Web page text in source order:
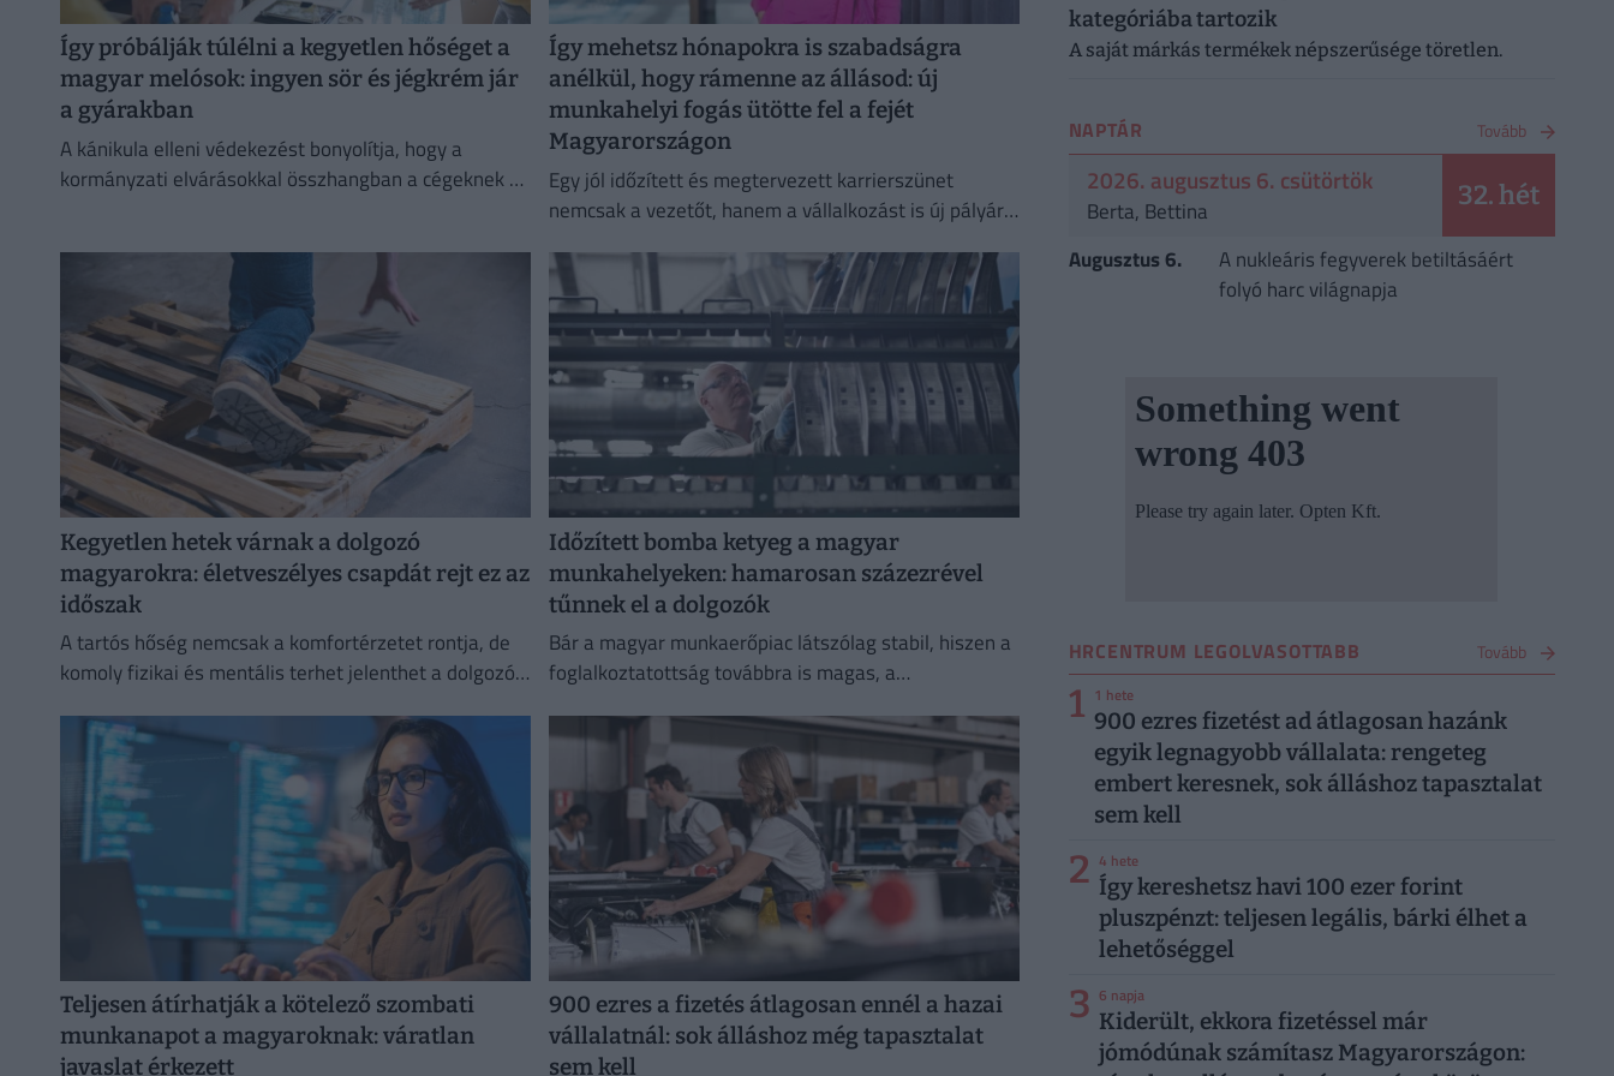
Így próbálják túlélni a kegyetlen hőséget a
magyar melósok: ingyen sör és jégkrém jár
a gyárakban
A kánikula elleni védekezést bonyolítja, hogy a
kormányzati elvárásokkal összhangban a cégeknek az
Így mehetsz hónapokra is szabadságra
anélkül, hogy rámenne az állásod: új
munkahelyi fogás ütötte fel a fejét
Magyarországon
Egy jól időzített és megtervezett karrierszünet
nemcsak a vezetőt, hanem a vállalkozást is új pályára
Kegyetlen hetek várnak a dolgozó
magyarokra: életveszélyes csapdát rejt ez az
időszak
A tartós hőség nemcsak a komfortérzetet rontja, de
komoly fizikai és mentális terhet jelenthet a dolgozók
Időzített bomba ketyeg a magyar
munkahelyeken: hamarosan százezrével
tűnnek el a dolgozók
Bár a magyar munkaerőpiac látszólag stabil, hiszen a
foglalkoztatottság továbbra is magas, a
mértékben.
Teljesen átírhatják a kötelező szombati
munkanapot a magyaroknak: váratlan
javaslat érkezett
900 ezres a fizetés átlagosan ennél a hazai
vállalatnál: sok álláshoz még tapasztalat
sem kell
kategóriába tartozik
A saját márkás termékek népszerűsége töretlen.
NAPTÁR Tovább
2026. augusztus 6. csütörtök
Berta, Bettina 32. hét
Augusztus 6.
A nukleáris fegyverek betiltásáért
folyó harc világnapja
HRCENTRUM LEGOLVASOTTABB Tovább
1 1 hete
900 ezres fizetést ad átlagosan hazánk
egyik legnagyobb vállalata: rengeteg
embert keresnek, sok álláshoz tapasztalat
sem kell
2 4 hete
Így kereshetsz havi 100 ezer forint
pluszpénzt: teljesen legális, bárki élhet a
lehetőséggel
3 6 napja
Kiderült, ekkora fizetéssel már
jómódúnak számítasz Magyarországon: